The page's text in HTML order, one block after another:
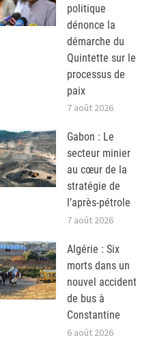
politique
dénonce la
démarche du
Quintette sur le
processus de
paix
7 août 2026
Gabon : Le
secteur minier
au cœur de la
stratégie de
l’après-pétrole
7 août 2026
Algérie : Six
morts dans un
nouvel accident
de bus à
Constantine
6 août 2026